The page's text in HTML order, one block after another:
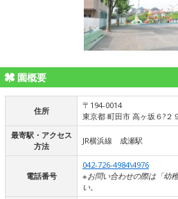
園概要
住所
〒194-0014
東京都 町田市 高ヶ坂６?２
最寄駅・アクセス
方法
JR横浜線 成瀬駅
電話番号
042-726-4984\4976
※お問い合わせの際は「幼
い。